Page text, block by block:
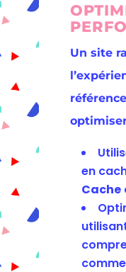
Un site
en
Cache
comme